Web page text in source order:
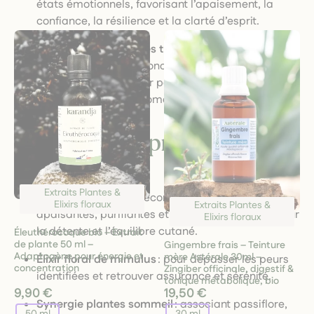
états émotionnels, favorisant l’apaisement, la
confiance, la résilience et la clarté d’esprit.
Accompagnement des troubles du quotidien:
digestion, sommeil, concentration, énergie,
chaque extrait ou élixir peut être choisi en fonction
de votre besoin du moment.
Exemples de produits de la
catégorie
Extrait de lavande
: reconnu pour ses propriétés
apaisantes, purifiantes et régénérantes, idéal pour
la détente et l’équilibre cutané.
Élixir floral de mimulus: pour dépasser les peurs
identifiées et retrouver assurance et sérénité.
Synergie plantes sommeil: associant passiflore,
Extraits Plantes &
Elixirs floraux
Éleuthérocoque bio – Extrait
de plante 50 ml –
Adaptogène pour énergie et
concentration
9,90 €
Extraits Plantes &
Elixirs floraux
Gingembre frais – Teinture
mère Astérale 30ml –
Zingiber officinale, digestif &
tonique métabolique, bio
19,50 €